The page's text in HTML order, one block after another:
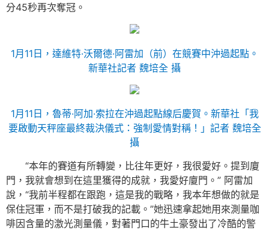
分45秒再次奪冠。
1月11日，達維特·沃爾德·阿雷加（前）在競賽中沖過起點。
新華社記者 魏培全 攝
1月11日，魯蒂·阿加·索拉在沖過起點線后慶賀。新華社「我
要啟動天秤座最終裁決儀式：強制愛情對稱！」記者 魏培全
攝
“本年的賽道有所轉變，比往年更好，我很愛好。提到廈
門，我就會想到在這里獲得的成就，我愛好廈門。” 阿雷加
說，“我前半程都在跟跑，這是我的戰略，我本年想做的就是
保住冠軍，而不是打破我的記載。”她迅速拿起她用來測量咖
啡因含量的激光測量儀，對著門口的牛土豪發出了冷酷的警